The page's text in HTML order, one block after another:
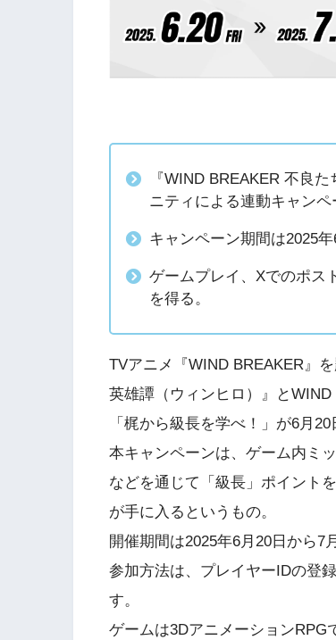
『WIND BREAKER 不良
ニティによる連動キャンペ
キャンペーン期間は2025年
ゲームプレイ、Xでのポス
を得る。
TVアニメ『WIND BREAKER』
英雄譚（ウィンヒロ）』と
「梶から級長を学べ！」が6月20
本キャンペーンは、ゲーム内ミ
などを通じて「級長」ポイント
が手に入るというもの。
開催期間は2025年6月20日から7
参加方法は、プレイヤーIDの登
す。
ゲームは3DアニメーションRPG